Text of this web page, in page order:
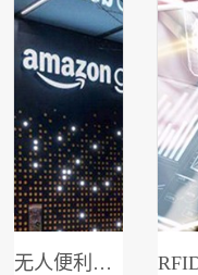
无人便利店系统